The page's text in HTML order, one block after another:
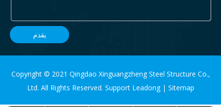
يقدم
Copyright © 2021 Qingdao Xinguangzheng Steel Structure Co.,
Ltd. All Rights Reserved. Support Leadong | Sitemap